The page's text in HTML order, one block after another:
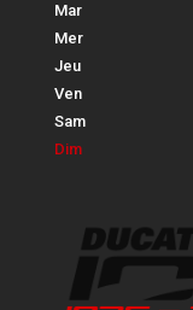
Mar
Mer
Jeu
Ven
Sam
Dim